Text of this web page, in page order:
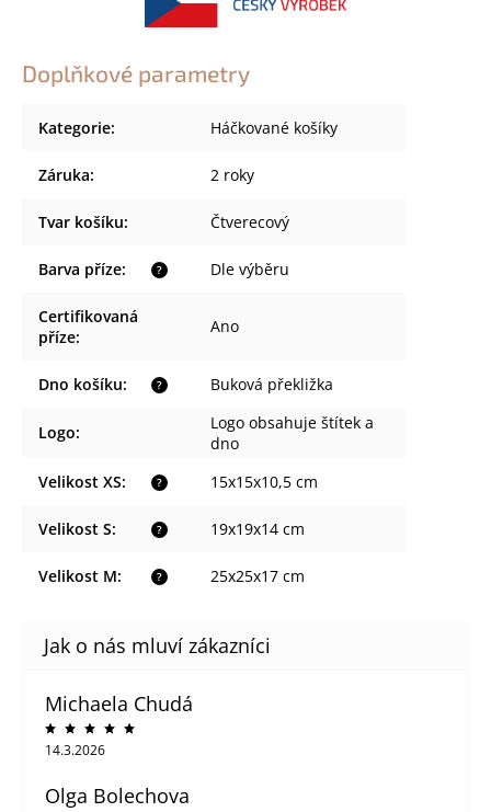
Doplňkové parametry
Kategorie: Háčkované košíky
Záruka: 2 roky
Tvar košíku: Čtverecový
?
Barva příze: Dle výběru
Certifikovaná
příze:
Ano
?
Dno košíku: Buková překližka
Logo:
Logo obsahuje štítek a
dno
?
Velikost XS: 15x15x10,5 cm
?
Velikost S: 19x19x14 cm
?
Velikost M: 25x25x17 cm
Michaela Chudá
14.3.2026
Olga Bolechova